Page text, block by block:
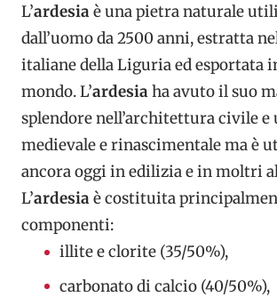
L’ardesiaè una pietra naturale
dall’uomo da 2500 anni, estratta
italiane della Liguria ed esportata
mondo. L’ardesiaha avuto il suo
splendore nell’architettura civile e
medievale e rinascimentale ma è
ancora oggi in edilizia e in moltri
L’ardesiaè costituita
componenti:
illite e clorite (35/50%),
carbonato di calcio (40/50%),